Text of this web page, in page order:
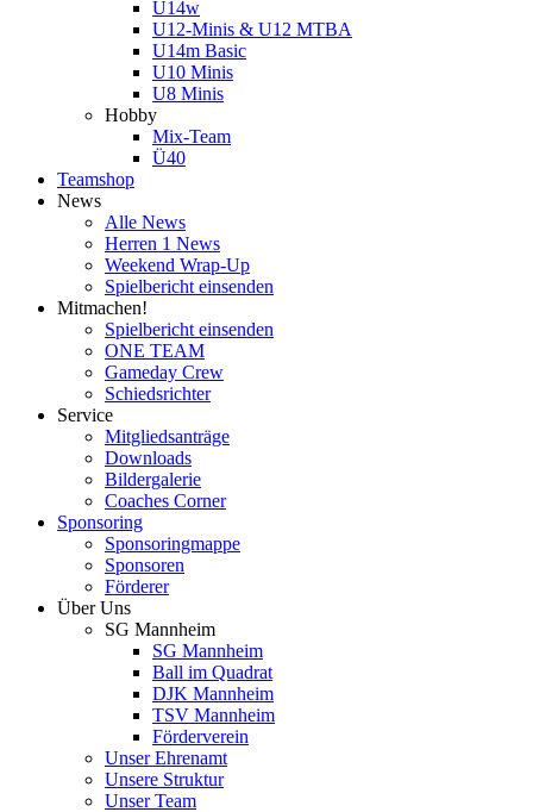
U14w
U12-Minis & U12 MTBA
U14m Basic
U10 Minis
U8 Minis
Hobby
Mix-Team
Ü40
Teamshop
News
Alle News
Herren 1 News
Weekend Wrap-Up
Spielbericht einsenden
Mitmachen!
Spielbericht einsenden
ONE TEAM
Gameday Crew
Schiedsrichter
Service
Mitgliedsanträge
Downloads
Bildergalerie
Coaches Corner
Sponsoring
Sponsoringmappe
Sponsoren
Förderer
Über Uns
SG Mannheim
SG Mannheim
Ball im Quadrat
DJK Mannheim
TSV Mannheim
Förderverein
Unser Ehrenamt
Unsere Struktur
Unser Team